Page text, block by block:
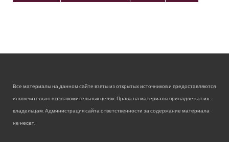
Все материалы на данном сайте взяты из открытых источников и предоставляются
исключительно в ознакомительных целях. Права на материалы принадлежат их
владельцам. Администрация сайта ответственности за содержание материала
не несет.